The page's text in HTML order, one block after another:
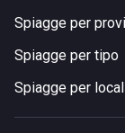
Spiagge per
Spiagge per tipo
Spiagge per